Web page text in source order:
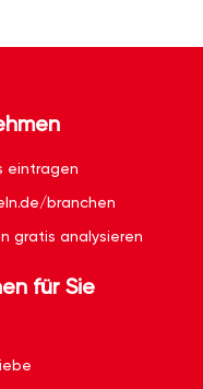
eintragen
branchen
gratis analysieren
für Sie